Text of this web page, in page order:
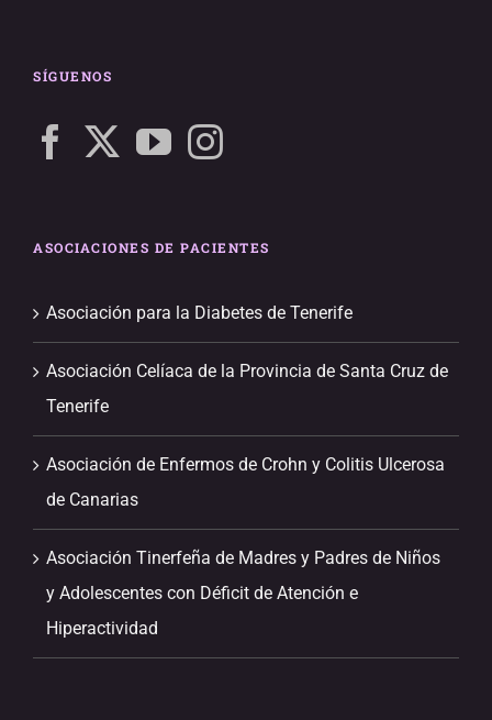
SÍGUENOS
ASOCIACIONES DE PACIENTES
Asociación para la Diabetes de Tenerife
Asociación Celíaca de la Provincia de Santa Cruz de
Tenerife
Asociación de Enfermos de Crohn y Colitis Ulcerosa
de Canarias
Asociación Tinerfeña de Madres y Padres de Niños
y Adolescentes con Déficit de Atención e
Hiperactividad